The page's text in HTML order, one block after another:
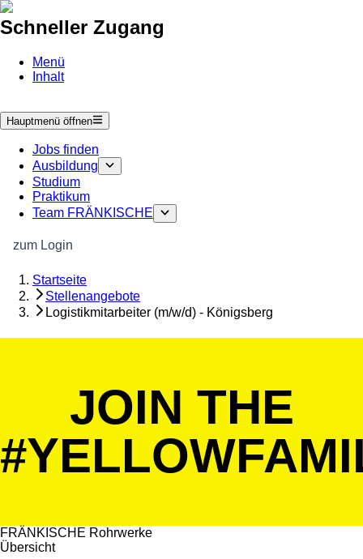
Schneller Zugang
Menü
Inhalt
Hauptmenü öffnen
Jobs finden
Ausbildung
Studium
Praktikum
Team FRÄNKISCHE
zum Login
Startseite
Stellenangebote
Logistikmitarbeiter (m/w/d) - Königsberg
JOIN THE
FRÄNKISCHE Rohrwerke
Übersicht